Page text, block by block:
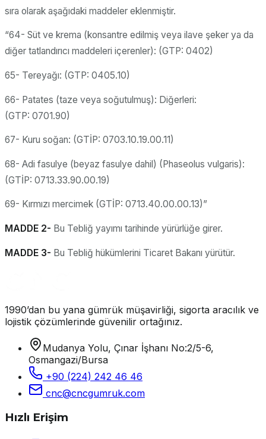
sıra olarak aşağıdaki maddeler eklenmiştir.
“64- Süt ve krema (konsantre edilmiş veya ilave şeker ya da
diğer tatlandırıcı maddeleri içerenler): (GTP: 0402)
65- Tereyağı: (GTP: 0405.10)
66- Patates (taze veya soğutulmuş): Diğerleri:
(GTP: 0701.90)
67- Kuru soğan: (GTİP: 0703.10.19.00.11)
68- Adi fasulye (beyaz fasulye dahil) (Phaseolus vulgaris):
(GTİP: 0713.33.90.00.19)
69- Kırmızı mercimek (GTİP: 0713.40.00.00.13)”
MADDE 2- Bu Tebliğ yayımı tarihinde yürürlüğe girer.
MADDE 3- Bu Tebliğ hükümlerini Ticaret Bakanı yürütür.
1990’dan bu yana gümrük müşavirliği, sigorta aracılık ve
lojistik çözümlerinde güvenilir ortağınız.
Mudanya Yolu, Çınar İşhanı No:2/5-6,
Osmangazi/Bursa
+90 (224) 242 46 46
cnc@cncgumruk.com
Hızlı Erişim